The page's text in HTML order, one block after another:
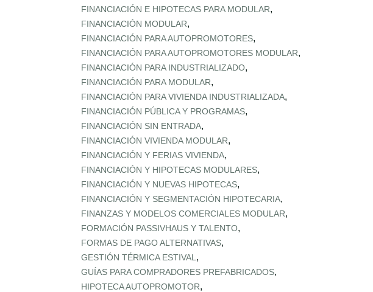
FINANCIACIÓN E HIPOTECAS PARA MODULAR,
FINANCIACIÓN MODULAR,
FINANCIACIÓN PARA AUTOPROMOTORES,
FINANCIACIÓN PARA AUTOPROMOTORES MODULAR,
FINANCIACIÓN PARA INDUSTRIALIZADO,
FINANCIACIÓN PARA MODULAR,
FINANCIACIÓN PARA VIVIENDA INDUSTRIALIZADA,
FINANCIACIÓN PÚBLICA Y PROGRAMAS,
FINANCIACIÓN SIN ENTRADA,
FINANCIACIÓN VIVIENDA MODULAR,
FINANCIACIÓN Y FERIAS VIVIENDA,
FINANCIACIÓN Y HIPOTECAS MODULARES,
FINANCIACIÓN Y NUEVAS HIPOTECAS,
FINANCIACIÓN Y SEGMENTACIÓN HIPOTECARIA,
FINANZAS Y MODELOS COMERCIALES MODULAR,
FORMACIÓN PASSIVHAUS Y TALENTO,
FORMAS DE PAGO ALTERNATIVAS,
GESTIÓN TÉRMICA ESTIVAL ,
GUÍAS PARA COMPRADORES PREFABRICADOS,
HIPOTECA AUTOPROMOTOR,